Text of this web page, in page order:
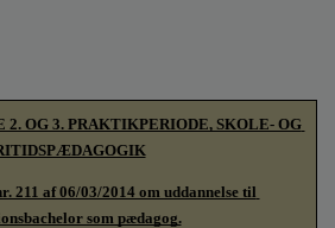
OG 3. PRAKTIKPERIODE, SKOLE- OG
211 af 06/03/2014 om uddannelse til
som pædagog.